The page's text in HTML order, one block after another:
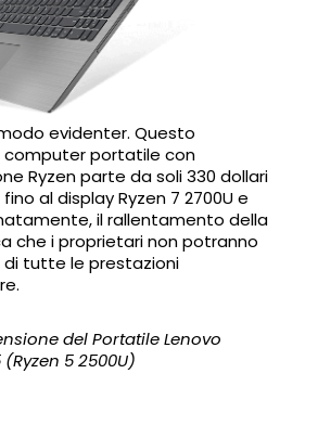
evidenter. Questo
portatile con
Ryzen parte da soli 330 dollari
al display Ryzen 7 2700U e
il rallentamento della
che i proprietari non potranno
tutte le prestazioni
del Portatile Lenovo
5 2500U)